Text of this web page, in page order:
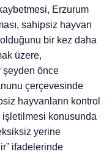
kaybetmesi, Erzurum
sahipsiz hayvan
bir kez daha
üzere,
şeyden önce
çerçevesinde
hayvanların kontrol
işletilmesi konusunda
yerine
ifadelerinde